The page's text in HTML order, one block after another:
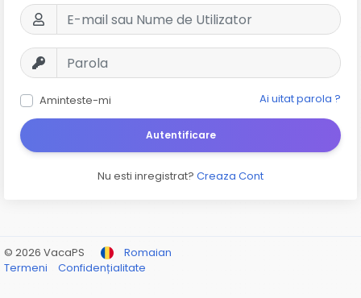
Aminteste-mi Ai uitat parola ?
Autentificare
Nu esti inregistrat? Creaza Cont
© 2026 VacaPS
Romaian
Termeni
Confidențialitate